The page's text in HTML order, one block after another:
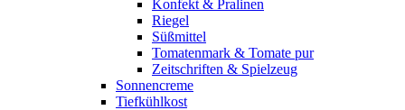
Konfekt & Pralinen
Riegel
Süßmittel
Tomatenmark & Tomate pur
Zeitschriften & Spielzeug
Sonnencreme
Tiefkühlkost